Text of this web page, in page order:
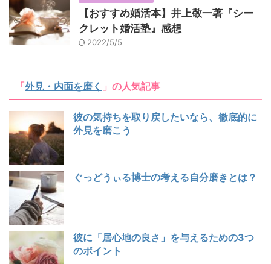
【おすすめ婚活本】井上敬一著『シー
クレット婚活塾』感想
2022/5/5
「外見・内面を磨く 」の人気記事
彼の気持ちを取り戻したいなら、徹底的に
外見を磨こう
ぐっどうぃる博士の考える自分磨きとは？
彼に「居心地の良さ」を与えるための3つ
のポイント